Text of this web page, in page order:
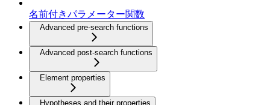
名前付きパラメーター関数
Advanced pre-search functions
Advanced post-search functions
Element properties
Hypotheses and their properties